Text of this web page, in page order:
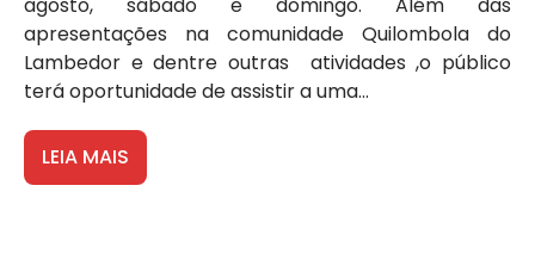
agosto, sábado e domingo. Além das
apresentações na comunidade Quilombola do
Lambedor e dentre outras atividades ,o público
terá oportunidade de assistir a uma...
LEIA MAIS